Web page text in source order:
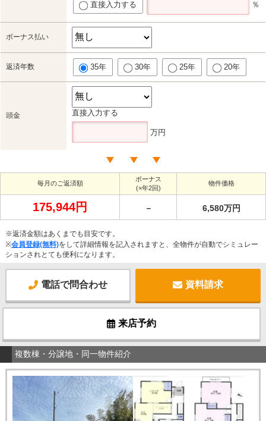
直接入力する ％
ボーナス払い
返済年数 35年 30年 25年 20年
頭金 直接入力する
万円
毎月のご返済額
ボーナス
(×年2回)
物件価格
175,944円 － 6,580万円
※返済金額はあくまでも目安です。
※会員登録(無料)をして詳細情報を記入されますと、全物件が自動でシミュレー
ションされとても便利になります。
電話で問合わせ 資料請求
来店予約
複数棟・分譲地・同一物件紹介